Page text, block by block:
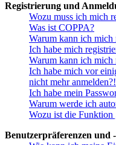
Registrierung und
Wozu muss ich mich
Was ist COPPA?
Warum kann ich mich
Ich habe mich
Warum kann ich mich
Ich habe mich vor
nicht mehr anmelden?!
Ich habe mein
Warum werde ich
Wozu ist die Funktion
Benutzerpräferenzen und